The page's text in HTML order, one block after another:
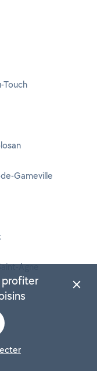
Touch
Gameville
Agne
profiter